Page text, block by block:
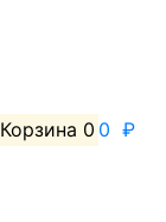
Корзина 0 0 ₽